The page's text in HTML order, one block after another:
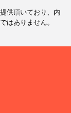
供頂いており、内
はありません。